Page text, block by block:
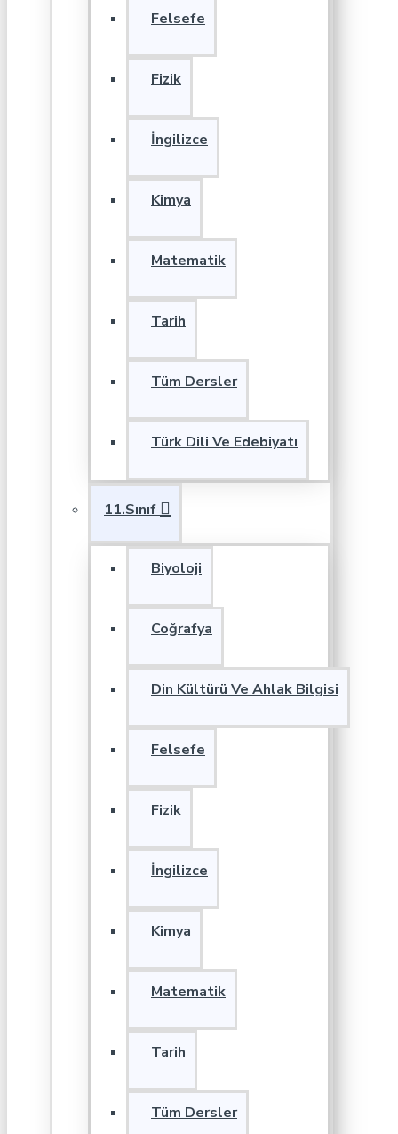
Felsefe
Fizik
İngilizce
Kimya
Matematik
Tarih
Tüm Dersler
Türk Dili Ve Edebiyatı
11.Sınıf
Biyoloji
Coğrafya
Din Kültürü Ve Ahlak Bilgisi
Felsefe
Fizik
İngilizce
Kimya
Matematik
Tarih
Tüm Dersler